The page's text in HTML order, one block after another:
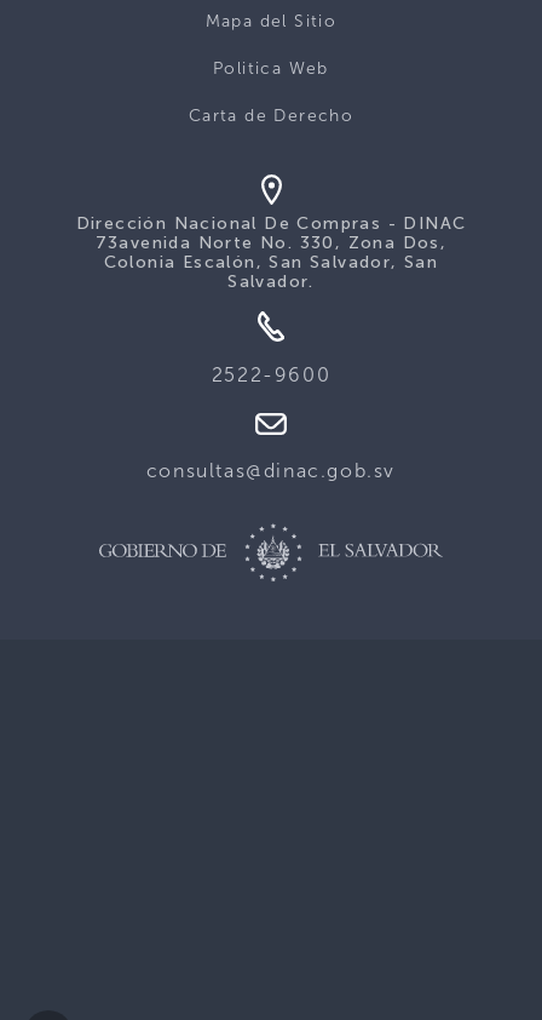
Mapa del Sitio
Politica Web
Carta de Derecho
Dirección Nacional De Compras - DINAC
73avenida Norte No. 330, Zona Dos,
Colonia Escalón, San Salvador, San
Salvador.
2522-9600
consultas@dinac.gob.sv